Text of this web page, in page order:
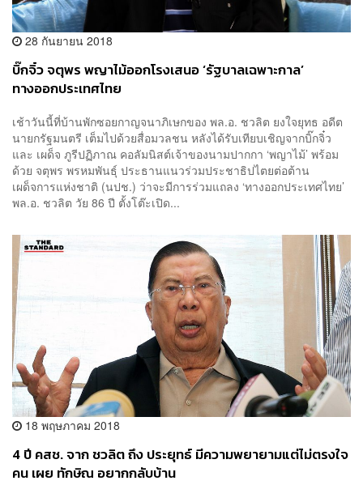
28 กันยายน 2018
บิ๊กจิ๋ว จตุพร พญาไม้ออกโรงเสนอ ‘รัฐบาลเฉพาะกาล’
ทางออกประเทศไทย
เช้าวันนี้ที่บ้านพักซอยกาญจนาภิเษกของ พล.อ. ชวลิต ยงใจยุทธ อดีต
นายกรัฐมนตรี เต็มไปด้วยสื่อมวลชน หลังได้รับเทียบเชิญจากบิ๊กจิ๋ว
และ เผด็จ ภูรีปฏิภาณ คอลัมนิสต์เจ้าของนามปากกา ‘พญาไม้’ พร้อม
ด้วย จตุพร พรหมพันธุ์ ประธานแนวร่วมประชาธิปไตยต่อต้าน
เผด็จการแห่งชาติ (นปช.) ว่าจะมีการร่วมแถลง ‘ทางออกประเทศไทย’
พล.อ. ชวลิต วัย 86 ปี ตั้งโต๊ะเปิด...
18 พฤษภาคม 2018
4 ปี คสช. จาก ชวลิต ถึง ประยุทธ์ มีความพยายามแต่ไม่ตรงใจ
คน เผย ทักษิณ อยากกลับบ้าน